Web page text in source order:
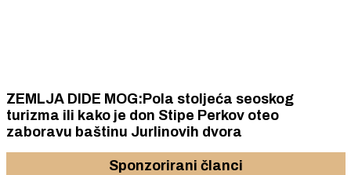
ZEMLJA DIDE MOG:Pola stoljeća seoskog
turizma ili kako je don Stipe Perkov oteo
zaboravu baštinu Jurlinovih dvora
Sponzorirani članci